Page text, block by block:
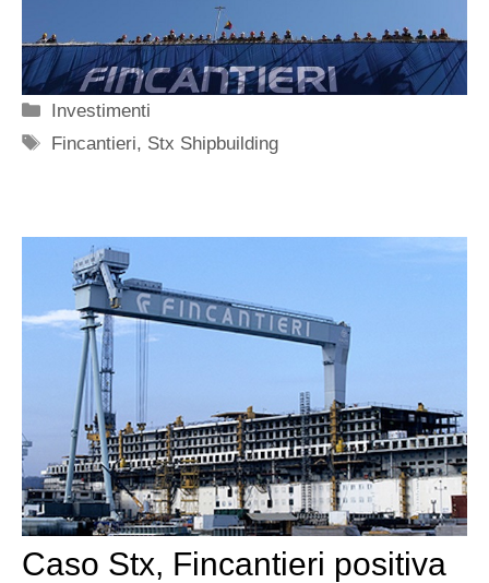
Categorie
Investimenti
Tag
Fincantieri, Stx Shipbuilding
Caso Stx, Fincantieri positiva